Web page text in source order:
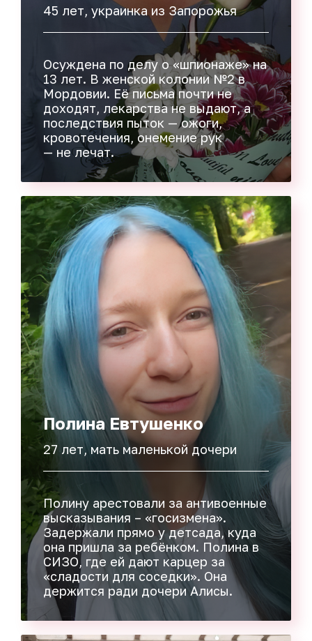
45 лет, украинка из Запорожья
Осуждена по делу о «шпионаже» на
13 лет. В женской колонии №2 в
Мордовии. Её письма почти не
доходят, лекарства не выдают, а
последствия пыток — ожоги,
кровотечения, онемение рук
— не лечат.
Полина Евтушенко
27 лет, мать маленькой дочери
Полину арестовали за антивоенные
высказывания – «госизмена».
Задержали прямо у детсада, куда
она пришла за ребёнком. Полина в
СИЗО, где ей дают карцер за
«сладости для соседки». Она
держится ради дочери Алисы.